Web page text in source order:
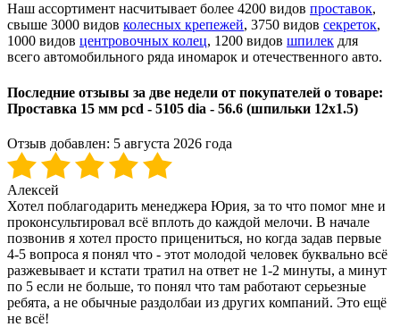
Наш ассортимент насчитывает более 4200 видов проставок,
свыше 3000 видов колесных крепежей, 3750 видов секреток,
1000 видов центровочных колец, 1200 видов шпилек для
всего автомобильного ряда иномарок и отечественного авто.
Последние отзывы за две недели от покупателей о товаре:
Проставка 15 мм pcd - 5105 dia - 56.6 (шпильки 12x1.5)
Отзыв добавлен: 5 августа 2026 года
Алексей
Хотел поблагодарить менеджера Юрия, за то что помог мне и
проконсультировал всё вплоть до каждой мелочи. В начале
позвонив я хотел просто прицениться, но когда задав первые
4-5 вопроса я понял что - этот молодой человек буквально всё
разжевывает и кстати тратил на ответ не 1-2 минуты, а минут
по 5 если не больше, то понял что там работают серьезные
ребята, а не обычные раздолбаи из других компаний. Это ещё
не всё!